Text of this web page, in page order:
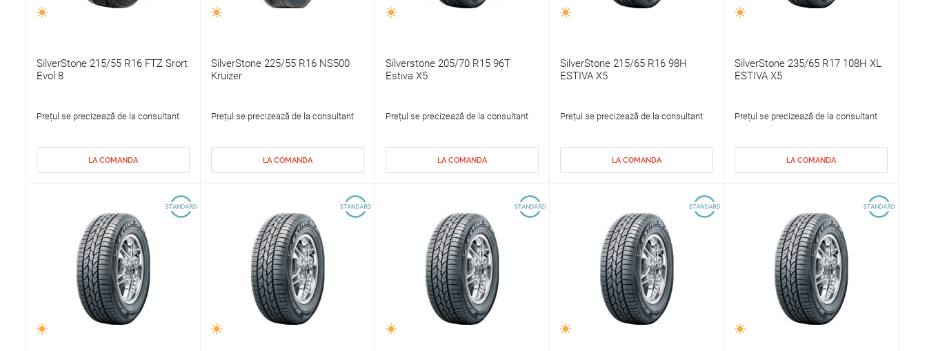
SilverStone 215/55 R16 FTZ Srort
Evol 8
Prețul se precizează de la consultant
LA COMANDA
SilverStone 225/55 R16 NS500
Kruizer
Prețul se precizează de la consultant
LA COMANDA
Silverstone 205/70 R15 96T
Estiva X5
Prețul se precizează de la consultant
LA COMANDA
SilverStone 215/65 R16 98H
ESTIVA X5
Prețul se precizează de la consultant
LA COMANDA
SilverStone 235/65 R17 108H XL
ESTIVA X5
Prețul se precizează de la consultant
LA COMANDA